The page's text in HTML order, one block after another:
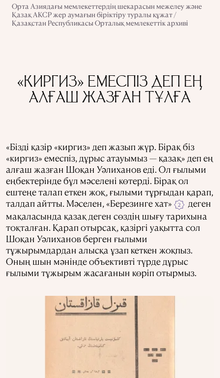
Орта Азиядағы мемлекеттердің шекарасын межелеу және
Қазақ АКСР жер аумағын біріктіру туралы құжат /
Қазақстан Республикасы Орталық мемлекеттік архиві
«КИРГИЗ» ЕМЕСПІЗ ДЕП ЕҢ
АЛҒАШ ЖАЗҒАН ТҰЛҒА
«Бізді қазір «киргиз» деп жазып жүр. Бірақ біз
«киргиз» емеспіз, дұрыс атауымыз — қазақ» деп ең
алғаш жазған Шоқан Уәлиханов еді. Ол ғылыми
еңбектерінде бұл мәселені көтерді. Бірақ ол
ештеңе талап еткен жоқ, ғылыми тұрғыдан қарап,
талдап айтты. Мәселен, «Березинге хат»
2
деген
мақаласында қазақ деген сөздің шығу тарихына
тоқталған. Қарап отырсақ, қазіргі уақытта сол
Шоқан Уәлиханов берген ғылыми
тұжырымдардан алысқа ұзап кеткен жоқпыз.
Оның шын мәнінде объективті түрде дұрыс
ғылыми тұжырым жасағанын көріп отырмыз.